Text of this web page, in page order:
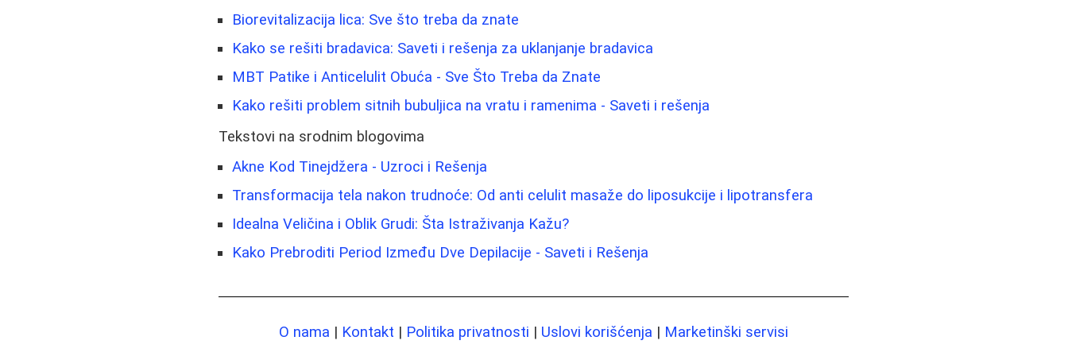
Biorevitalizacija lica: Sve što treba da znate
Kako se rešiti bradavica: Saveti i rešenja za uklanjanje bradavica
MBT Patike i Anticelulit Obuća - Sve Što Treba da Znate
Kako rešiti problem sitnih bubuljica na vratu i ramenima - Saveti i rešenja
Tekstovi na srodnim blogovima
Akne Kod Tinejdžera - Uzroci i Rešenja
Transformacija tela nakon trudnoće: Od anti celulit masaže do liposukcije i lipotransfera
Idealna Veličina i Oblik Grudi: Šta Istraživanja Kažu?
Kako Prebroditi Period Između Dve Depilacije - Saveti i Rešenja
O nama | Kontakt | Politika privatnosti | Uslovi korišćenja | Marketinški servisi